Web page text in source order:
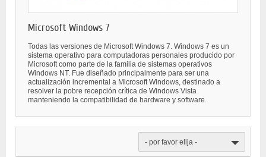
Microsoft Windows 7
Todas las versiones de Microsoft Windows 7. Windows 7 es un
sistema operativo para computadoras personales producido por
Microsoft como parte de la familia de sistemas operativos
Windows NT. Fue diseñado principalmente para ser una
actualización incremental a Microsoft Windows, destinado a
resolver la pobre recepción crítica de Windows Vista
manteniendo la compatibilidad de hardware y software.
- por favor elija -